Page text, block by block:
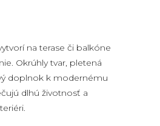
na terase či balkóne
Okrúhly tvar, pletená
doplnok k modernému
dlhú životnosť a